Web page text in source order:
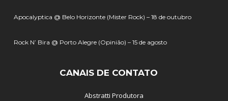
Apocalyptica @ Belo Horizonte (Mister Rock) – 18 de outubro
Rock N’ Bira @ Porto Alegre (Opinião) – 15 de agosto
CANAIS DE CONTATO
Abstratti Produtora